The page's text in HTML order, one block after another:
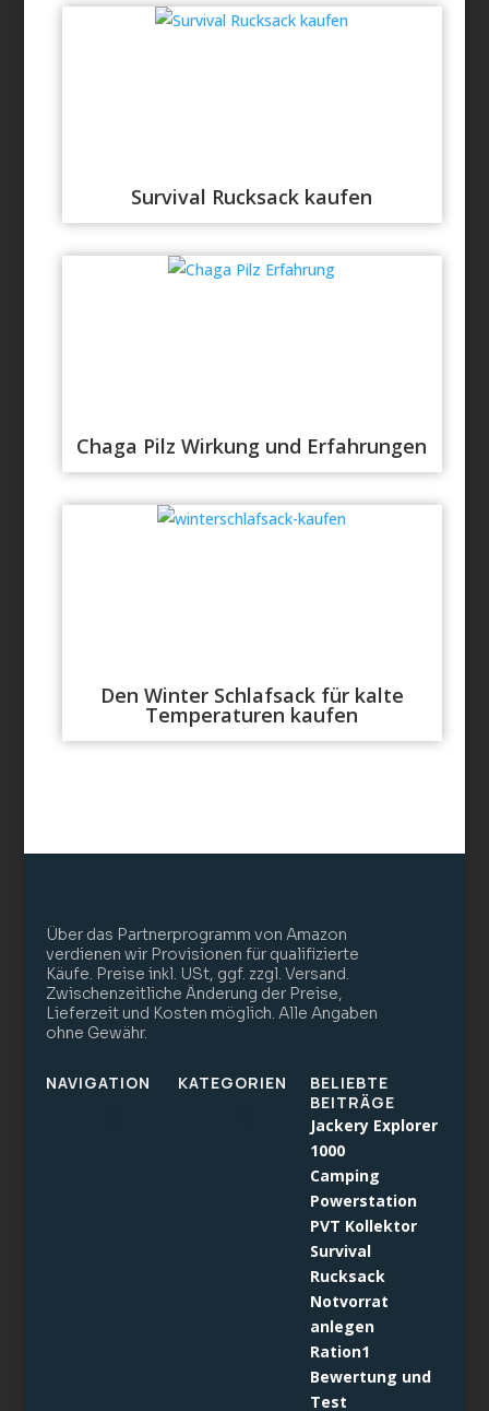
Survival Rucksack kaufen
Chaga Pilz Wirkung und Erfahrungen
Den Winter Schlafsack für kalte
Temperaturen kaufen
Über das Partnerprogramm von Amazon
verdienen wir Provisionen für qualifizierte
Käufe. Preise inkl. USt, ggf. zzgl. Versand.
Zwischenzeitliche Änderung der Preise,
Lieferzeit und Kosten möglich. Alle Angaben
ohne Gewähr.
NAVIGATION KATEGORIEN
BELIEBTE
BEITRÄGE
Jackery Explorer
1000
Camping
Powerstation
PVT Kollektor
Survival
Rucksack
Notvorrat
anlegen
Ration1
Bewertung und
Test